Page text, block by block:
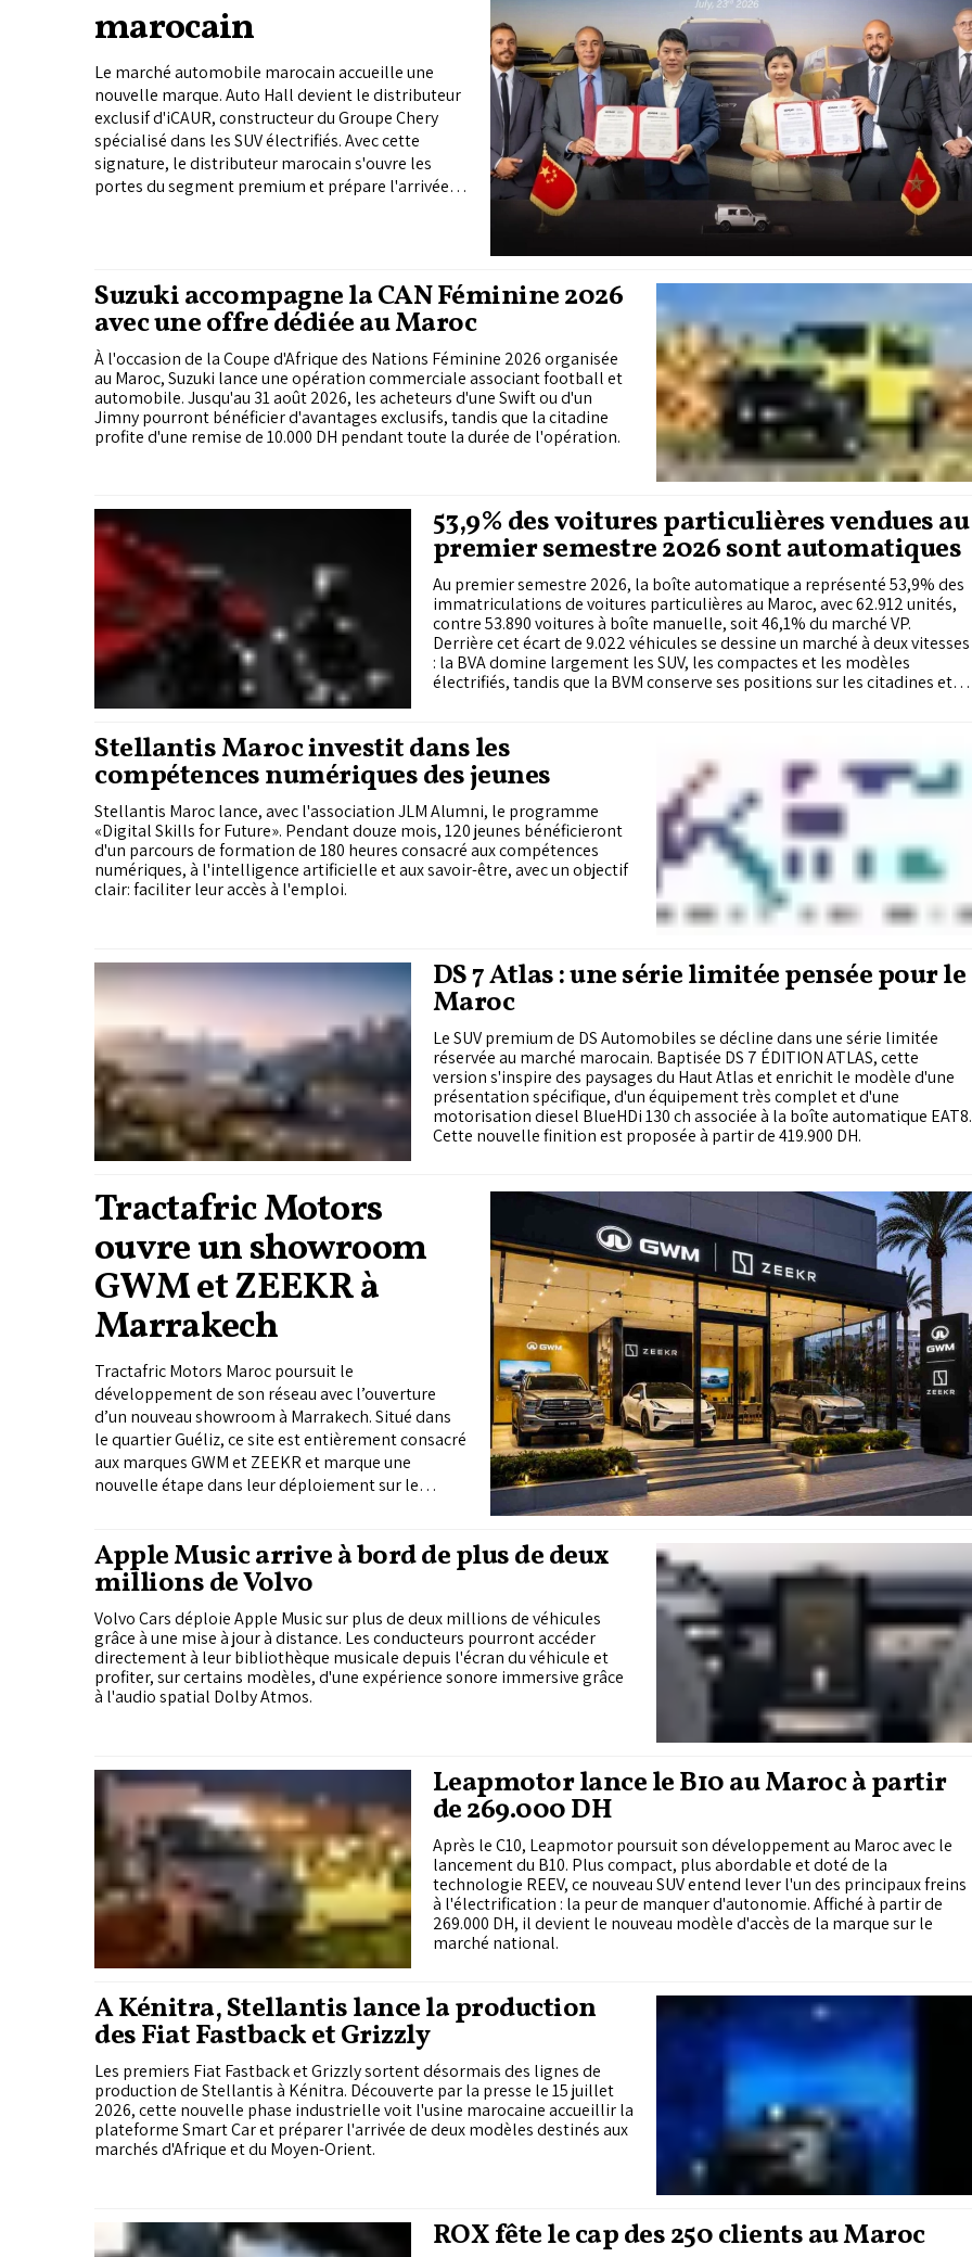
marocain
Le marché automobile marocain accueille une
nouvelle marque. Auto Hall devient le distributeur
exclusif d'iCAUR, constructeur du Groupe Chery
spécialisé dans les SUV électrifiés. Avec cette
signature, le distributeur marocain s'ouvre les
portes du segment premium et prépare l'arrivée
Suzuki accompagne la CAN Féminine 2026
avec une offre dédiée au Maroc
À l'occasion de la Coupe d'Afrique des Nations Féminine 2026 organisée
au Maroc, Suzuki lance une opération commerciale associant football et
automobile. Jusqu'au 31 août 2026, les acheteurs d'une Swift ou d'un
Jimny pourront bénéficier d'avantages exclusifs, tandis que la citadine
profite d'une remise de 10.000 DH pendant toute la durée de l'opération.
53,9% des voitures particulières vendues au
premier semestre 2026 sont automatiques
Au premier semestre 2026, la boîte automatique a représenté 53,9% des
immatriculations de voitures particulières au Maroc, avec 62.912 unités,
contre 53.890 voitures à boîte manuelle, soit 46,1% du marché VP.
Derrière cet écart de 9.022 véhicules se dessine un marché à deux vitesses
: la BVA domine largement les SUV, les compactes et les modèles
électrifiés, tandis que la BVM conserve ses positions sur les citadines et
Stellantis Maroc investit dans les
compétences numériques des jeunes
Stellantis Maroc lance, avec l'association JLM Alumni, le programme
«Digital Skills for Future». Pendant douze mois, 120 jeunes bénéficieront
d'un parcours de formation de 180 heures consacré aux compétences
numériques, à l'intelligence artificielle et aux savoir-être, avec un objectif
clair: faciliter leur accès à l'emploi.
DS 7 Atlas : une série limitée pensée pour le
Maroc
Le SUV premium de DS Automobiles se décline dans une série limitée
réservée au marché marocain. Baptisée DS 7 ÉDITION ATLAS, cette
version s'inspire des paysages du Haut Atlas et enrichit le modèle d'une
présentation spécifique, d'un équipement très complet et d'une
motorisation diesel BlueHDi 130 ch associée à la boîte automatique EAT8.
Cette nouvelle finition est proposée à partir de 419.900 DH.
Tractafric Motors
ouvre un showroom
GWM et ZEEKR à
Marrakech
Tractafric Motors Maroc poursuit le
développement de son réseau avec l’ouverture
d’un nouveau showroom à Marrakech. Situé dans
le quartier Guéliz, ce site est entièrement consacré
aux marques GWM et ZEEKR et marque une
nouvelle étape dans leur déploiement sur le
Apple Music arrive à bord de plus de deux
millions de Volvo
Volvo Cars déploie Apple Music sur plus de deux millions de véhicules
grâce à une mise à jour à distance. Les conducteurs pourront accéder
directement à leur bibliothèque musicale depuis l'écran du véhicule et
profiter, sur certains modèles, d'une expérience sonore immersive grâce
à l'audio spatial Dolby Atmos.
Leapmotor lance le B10 au Maroc à partir
de 269.000 DH
Après le C10, Leapmotor poursuit son développement au Maroc avec le
lancement du B10. Plus compact, plus abordable et doté de la
technologie REEV, ce nouveau SUV entend lever l'un des principaux freins
à l'électrification : la peur de manquer d'autonomie. Affiché à partir de
269.000 DH, il devient le nouveau modèle d'accès de la marque sur le
marché national.
À Kénitra, Stellantis lance la production
des Fiat Fastback et Grizzly
Les premiers Fiat Fastback et Grizzly sortent désormais des lignes de
production de Stellantis à Kénitra. Découverte par la presse le 15 juillet
2026, cette nouvelle phase industrielle voit l'usine marocaine accueillir la
plateforme Smart Car et préparer l'arrivée de deux modèles destinés aux
marchés d'Afrique et du Moyen-Orient.
ROX fête le cap des 250 clients au Maroc